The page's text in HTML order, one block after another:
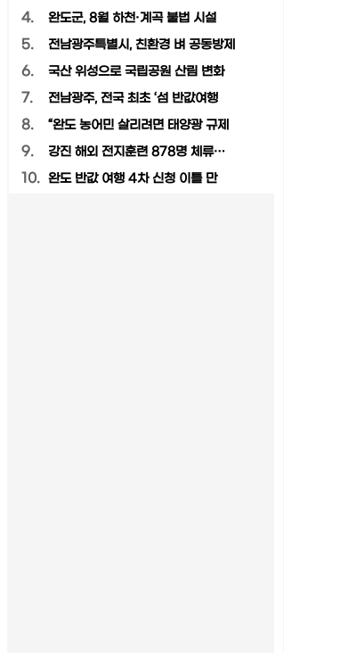
4. 완도군, 8월 하천·계곡 불법 시설
5. 전남광주특별시, 친환경 벼 공동방제
6. 국산 위성으로 국립공원 산림 변화
7. 전남광주, 전국 최초 ‘섬 반값여행
8. “완도 농어민 살리려면 태양광 규제
9. 강진 해외 전지훈련 878명 체류…
10. 완도 반값 여행 4차 신청 이틀 만